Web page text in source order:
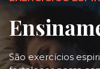
São exercícios